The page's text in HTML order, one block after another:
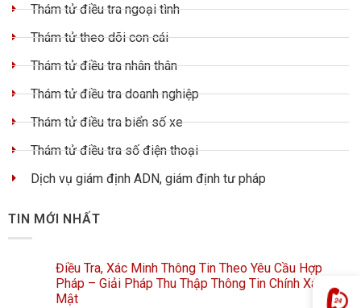
Thám tử điều tra ngoại tình
Thám tử theo dõi con cái
Thám tử điều tra nhân thân
Thám tử điều tra doanh nghiệp
Thám tử điều tra biển số xe
Thám tử điều tra số điện thoại
Dịch vụ giám định ADN, giám định tư pháp
TIN MỚI NHẤT
Điều Tra, Xác Minh Thông Tin Theo Yêu Cầu Hợp
Pháp – Giải Pháp Thu Thập Thông Tin Chính Xác, Bảo
Mật